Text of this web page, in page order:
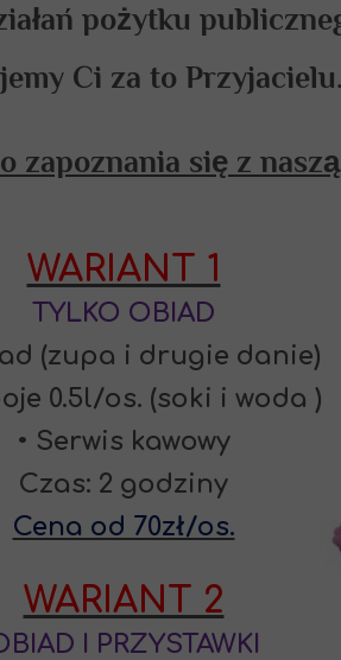
pożytku
Ci za to Przyjacielu.
zapoznania się z
WARIANT 1
TYLKO OBIAD
(zupa i drugie danie)
0.5l/os. (soki i woda )
• Serwis kawowy
Czas: 2 godziny
Cena od 70zł/os.
WARIANT 2
I PRZYSTAWKI